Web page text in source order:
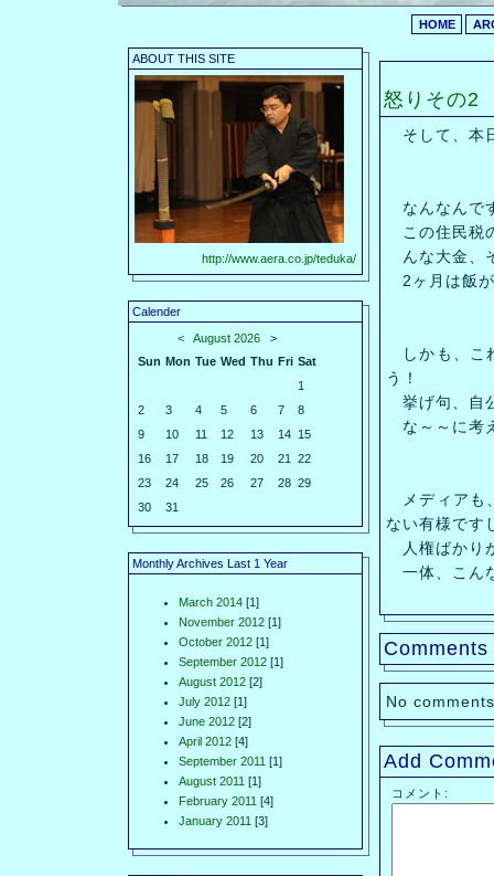
HOME
ABOUT THIS SITE
http://www.aera.co.jp/teduka/
Calender
<
August 2026 >
Sun Mon Tue Wed Thu Fri Sat
1
2
3 4 5 6 7
8
9
10 11 12 13 14 15
16
17 18 19 20 21
22
23
24 25 26 27 28 29
30
31
Monthly Archives Last 1 Year
March 2014 [1]
November 2012 [1]
October 2012 [1]
September 2012 [1]
August 2012 [2]
July 2012 [1]
June 2012 [2]
April 2012 [4]
September 2011 [1]
August 2011 [1]
February 2011 [4]
January 2011 [3]
怒りその2
そして、本
なんなんで
この住民税
んな大金、
2ヶ月は飯
しかも、こ
う！
挙げ句、自
な～～に考
メディアも
ない有様です
人権ばかり
一体、こん
Comments
No
Add
コメント: